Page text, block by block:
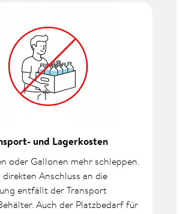
und Lagerkosten
oder Gallonen mehr schleppen.
Anschluss an die
entfällt der Transport
Auch der Platzbedarf für